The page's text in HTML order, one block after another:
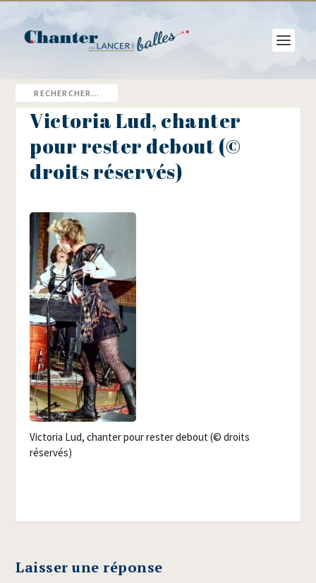
Victoria Lud, chanter
pour rester debout (©
droits réservés)
Vic­to­ria Lud, chan­ter pour res­ter debout (© droits
réservés)
Laisser une réponse